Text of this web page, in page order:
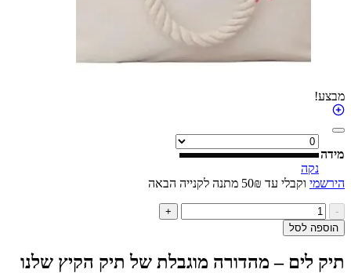
וקבלי עד 50₪ מתנה לקנייה הבאה
לסל
לים – מהדורה מוגבלת של תיק הקיץ שלנו